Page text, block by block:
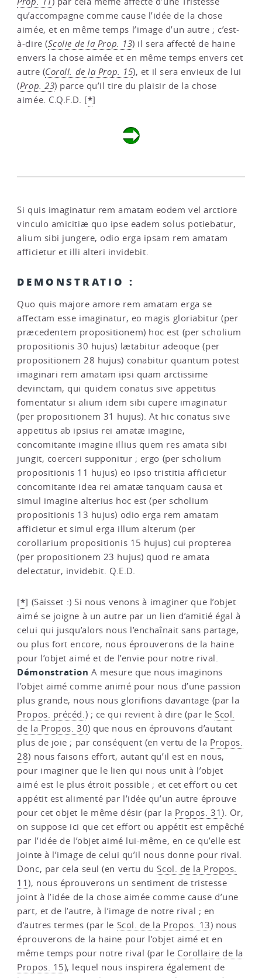
qu’accompagne comme cause l’idée de la chose
aimée, et en même temps l’image d’un autre ; c’est-
à-dire (Scolie de la Prop. 13) il sera affecté de haine
envers la chose aimée et en même temps envers cet
autre (Coroll. de la Prop. 15), et il sera envieux de lui
(Prop. 23) parce qu’il tire du plaisir de la chose
aimée. C.Q.F.D. [*]
Si quis imaginatur rem amatam eodem vel arctiore
vinculo amicitiæ quo ipse eadem solus potiebatur,
alium sibi jungere, odio erga ipsam rem amatam
afficietur et illi alteri invidebit.
DEMONSTRATIO :
Quo quis majore amore rem amatam erga se
affectam esse imaginatur, eo magis gloriabitur (per
præcedentem propositionem) hoc est (per scholium
propositionis 30 hujus) lætabitur adeoque (per
propositionem 28 hujus) conabitur quantum potest
imaginari rem amatam ipsi quam arctissime
devinctam, qui quidem conatus sive appetitus
fomentatur si alium idem sibi cupere imaginatur
(per propositionem 31 hujus). At hic conatus sive
appetitus ab ipsius rei amatæ imagine,
concomitante imagine illius quem res amata sibi
jungit, coerceri supponitur ; ergo (per scholium
propositionis 11 hujus) eo ipso tristitia afficietur
concomitante idea rei amatæ tanquam causa et
simul imagine alterius hoc est (per scholium
propositionis 13 hujus) odio erga rem amatam
afficietur et simul erga illum alterum (per
corollarium propositionis 15 hujus) cui propterea
(per propositionem 23 hujus) quod re amata
delectatur, invidebit. Q.E.D.
[*] (Saisset :) Si nous venons à imaginer que l’objet
aimé se joigne à un autre par un lien d’amitié égal à
celui qui jusqu’alors nous l’enchaînait sans partage,
ou plus fort encore, nous éprouverons de la haine
pour l’objet aimé et de l’envie pour notre rival.
Démonstration A mesure que nous imaginons
l’objet aimé comme animé pour nous d’une passion
plus grande, nous nous glorifions davantage (par la
Propos. précéd.) ; ce qui revient à dire (par le Scol.
de la Propos. 30) que nous en éprouvons d’autant
plus de joie ; par conséquent (en vertu de la Propos.
28) nous faisons effort, autant qu’il est en nous,
pour imaginer que le lien qui nous unit à l’objet
aimé est le plus étroit possible ; et cet effort ou cet
appétit est alimenté par l’idée qu’un autre éprouve
pour cet objet le même désir (par la Propos. 31). Or,
on suppose ici que cet effort ou appétit est empêché
par l’idée de l’objet aimé lui-même, en ce qu’elle est
jointe à l’image de celui qu’il nous donne pour rival.
Donc, par cela seul (en vertu du Scol. de la Propos.
11), nous éprouverons un sentiment de tristesse
joint à l’idée de la chose aimée comme cause d’une
part, et de l’autre, à l’image de notre rival ; en
d’autres termes (par le Scol. de la Propos. 13) nous
éprouverons de la haine pour l’objet aimé et en
même temps pour notre rival (par le Corollaire de la
Propos. 15), lequel nous inspirera également de